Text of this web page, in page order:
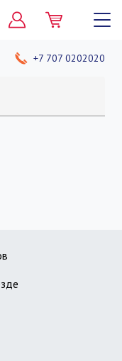
+7 707 0202020